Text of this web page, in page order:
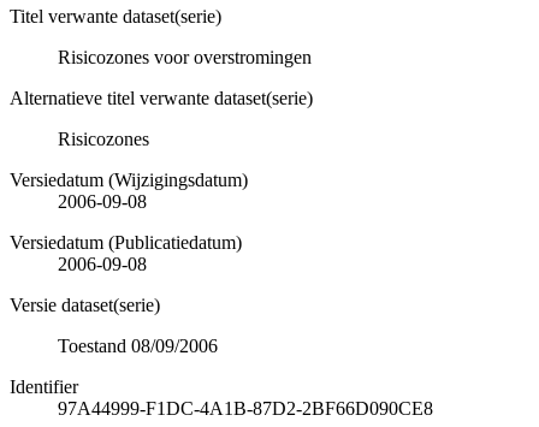
Titel verwante dataset(serie)
Risicozones voor overstromingen
Alternatieve titel verwante dataset(serie)
Risicozones
Versiedatum (Wijzigingsdatum)
2006-09-08
Versiedatum (Publicatiedatum)
2006-09-08
Versie dataset(serie)
Toestand 08/09/2006
Identifier
97A44999-F1DC-4A1B-87D2-2BF66D090CE8